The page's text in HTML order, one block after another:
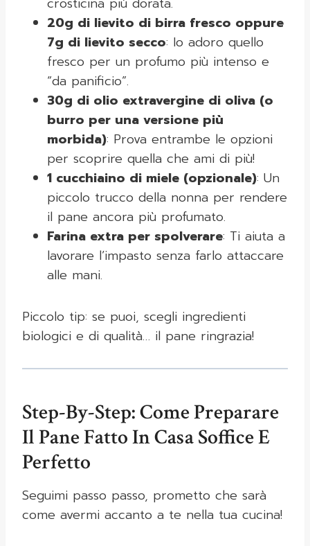
20g di lievito di birra fresco oppure
7g di lievito secco: Io adoro quello
fresco per un profumo più intenso e
“da panificio”.
30g di olio extravergine di oliva (o
burro per una versione più
morbida): Prova entrambe le opzioni
per scoprire quella che ami di più!
1 cucchiaino di miele (opzionale): Un
piccolo trucco della nonna per rendere
il pane ancora più profumato.
Farina extra per spolverare: Ti aiuta a
lavorare l’impasto senza farlo attaccare
alle mani.
Piccolo tip: se puoi, scegli ingredienti
biologici e di qualità… il pane ringrazia!
Step-By-Step: Come Preparare
Il Pane Fatto In Casa Soffice E
Perfetto
Seguimi passo passo, prometto che sarà
come avermi accanto a te nella tua cucina!